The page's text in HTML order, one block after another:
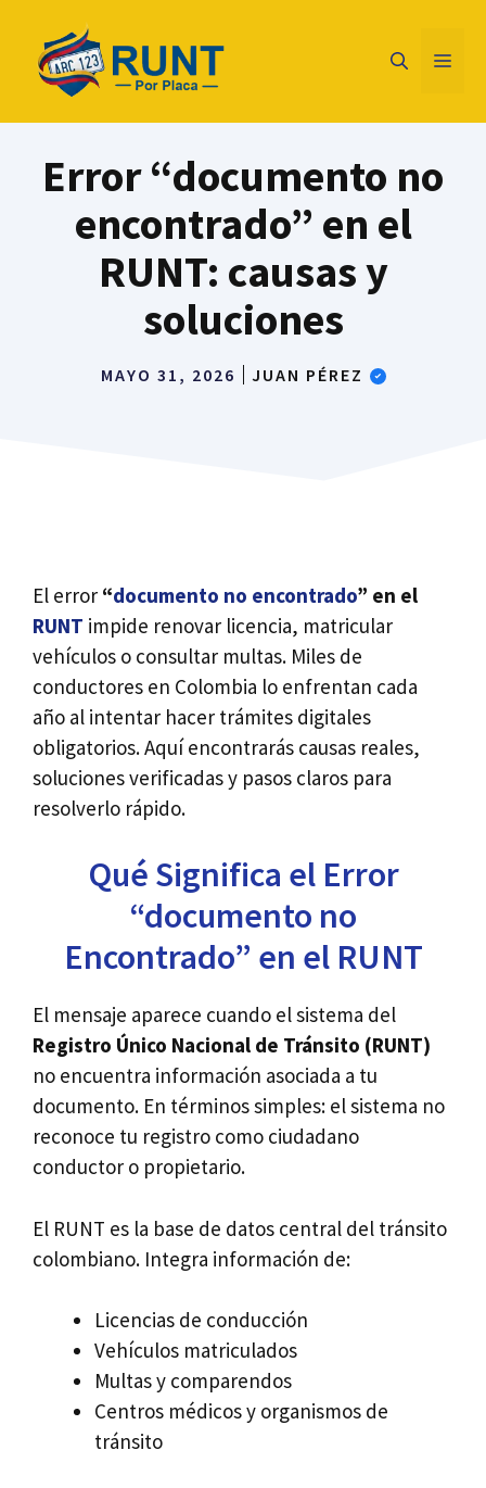
contenido
Error “documento no
encontrado” en el
RUNT: causas y
soluciones
MAYO 31, 2026 JUAN PÉREZ
El error “documento no encontrado” en el
RUNT impide renovar licencia, matricular
vehículos o consultar multas. Miles de
conductores en Colombia lo enfrentan cada
año al intentar hacer trámites digitales
obligatorios. Aquí encontrarás causas reales,
soluciones verificadas y pasos claros para
resolverlo rápido.
Qué Significa el Error
“documento no
Encontrado” en el RUNT
El mensaje aparece cuando el sistema del
Registro Único Nacional de Tránsito (RUNT)
no encuentra información asociada a tu
documento. En términos simples: el sistema no
reconoce tu registro como ciudadano
conductor o propietario.
El RUNT es la base de datos central del tránsito
colombiano. Integra información de:
Licencias de conducción
Vehículos matriculados
Multas y comparendos
Centros médicos y organismos de
tránsito